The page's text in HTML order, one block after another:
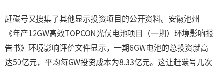
赶碳号又搜集了其他显示投资项目的公开资料。安徽池州
《年产12GW高效TOPCON光伏电池项目（一期）环境影响报
告书》环境影响评价文件显示，一期6GW电池的总投资就高
达50亿元，平均每GW投资成本为8.33亿元。这让赶碳号几次